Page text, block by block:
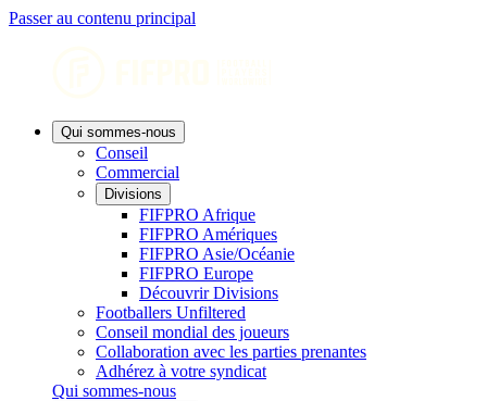
Passer au contenu principal
Qui sommes-nous
Conseil
Commercial
Divisions
FIFPRO Afrique
FIFPRO Amériques
FIFPRO Asie/Océanie
FIFPRO Europe
Découvrir Divisions
Footballers Unfiltered
Conseil mondial des joueurs
Collaboration avec les parties prenantes
Adhérez à votre syndicat
Qui sommes-nous